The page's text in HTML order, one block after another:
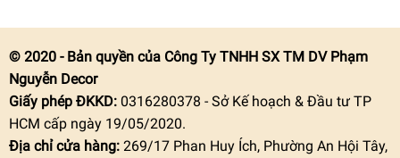
© 2020 - Bản quyền của Công Ty TNHH SX TM DV Phạm
Nguyễn Decor
Giấy phép ĐKKD:0316280378 - Sở Kế hoạch & Đầu tư TP
HCM cấp ngày 19/05/2020.
Địa chỉ cửa hàng: 269/17 Phan Huy Ích, Phường An Hội Tây,